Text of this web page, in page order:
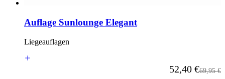
Auflage Sunlounge Elegant
Liegeauflagen
Ab
52,40 €69,95 €